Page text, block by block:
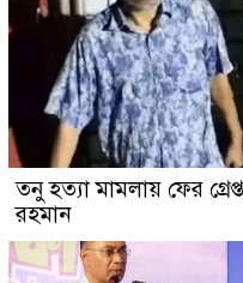
তনু হত্যা মামলায় ফের
রহমান